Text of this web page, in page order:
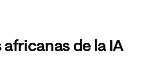
de la IA